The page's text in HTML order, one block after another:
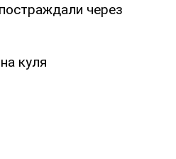
через
куля